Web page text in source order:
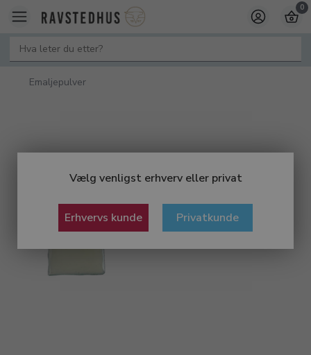
Vælg venligst erhverv eller privat
Erhvervs kunde Privatkunde
0
Emaljepulver